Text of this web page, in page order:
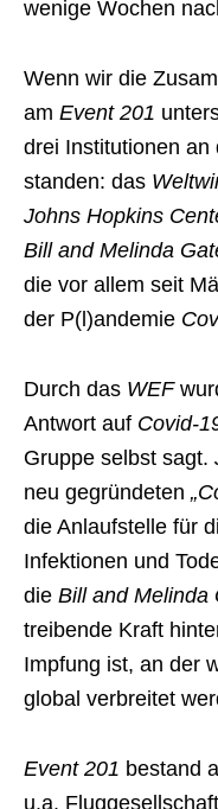
wenige Wochen
Wenn wir die
am Event 201
drei Institutionen an
standen: das
Johns Hopkins
Bill and Melinda
die vor allem seit
der P(l)andemie
Durch das WEF
Antwort auf Covid-
Gruppe selbst sagt.
neu gegründeten
die Anlaufstelle für
Infektionen und
die Bill and Melinda
treibende Kraft
Impfung ist, an der
global verbreitet
Event 201 bestand
u.a.